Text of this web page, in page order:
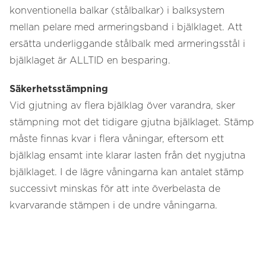
konventionella balkar (stålbalkar) i balksystem
mellan pelare med armeringsband i bjälklaget. Att
ersätta underliggande stålbalk med armeringsstål i
bjälklaget är ALLTID en besparing.
Säkerhetsstämpning
Vid gjutning av flera bjälklag över varandra, sker
stämpning mot det tidigare gjutna bjälklaget. Stämp
måste finnas kvar i flera våningar, eftersom ett
bjälklag ensamt inte klarar lasten från det nygjutna
bjälklaget. I de lägre våningarna kan antalet stämp
successivt minskas för att inte överbelasta de
kvarvarande stämpen i de undre våningarna.